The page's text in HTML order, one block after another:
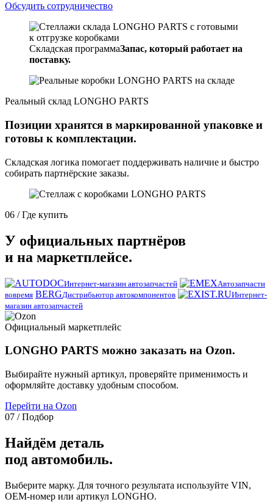
Обсудить сотрудничество
Складская программаЗапас, который работает на
поставку.
Реальный склад LONGHO PARTS
Позиции хранятся в маркированной упаковке и
готовы к комплектации.
Складская логика помогает поддерживать наличие и быстро
собирать партнёрские заказы.
06 / Где купить
У официальных партнёров
и на маркетплейсе.
Интернет-магазин автозапчастей
Автозапчасти
вовремя BERGДистрибьютор автокомпонентов
Интернет-
магазин автозапчастей
Официальный маркетплейс
LONGHO PARTS можно заказать на Ozon.
Выбирайте нужный артикул, проверяйте применимость и
оформляйте доставку удобным способом.
Перейти на Ozon
07 / Подбор
Найдём деталь
под автомобиль.
Выберите марку. Для точного результата используйте VIN,
OEM-номер или артикул LONGHO.